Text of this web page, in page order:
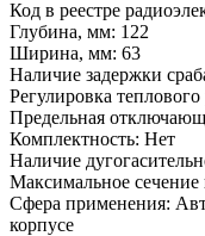
Код в реестре
Глубина, мм: 122
Ширина, мм: 63
Наличие задержки
Регулировка теплового
Предельная
Комплектность: Нет
Наличие
Максимальное
Сфера применения:
корпусе